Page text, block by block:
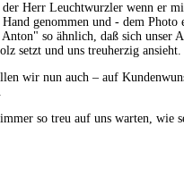
Herr Leuchtwurzler wenn er
genommen und - dem
so ähnlich, daß sich unser
setzt und uns treuherzig ansieht.
wir nun auch – auf
so treu auf uns warten, wie